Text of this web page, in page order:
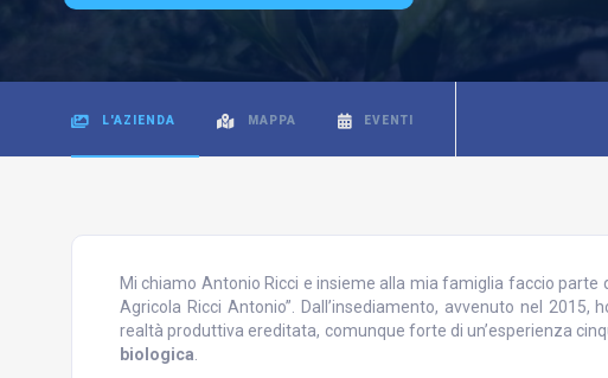
L'AZIENDA MAPPA EVENTI
Mi chiamo Antonio Ricci e insieme alla mia famiglia faccio
Agricola Ricci Antonio”. Dall’insediamento, avvenuto nel
realtà produttiva ereditata, comunque forte di un’esperienza
biologica